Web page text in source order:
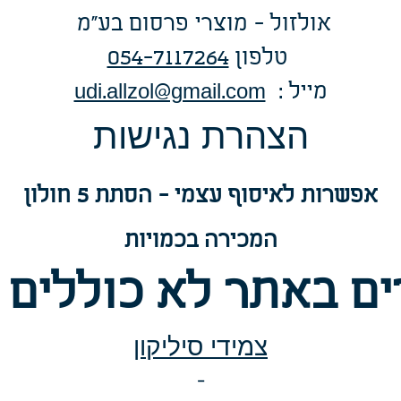
אולזול - מוצרי פרסום בע"מ
טלפון054-7117264
udi.allzol@gmail.com
: מייל
הצהרת נגישות
אפשרות לאיסוף עצמי - הסתת 5 חולון
המכירה בכמויות
באתר לא
צמידי סיליקון
-